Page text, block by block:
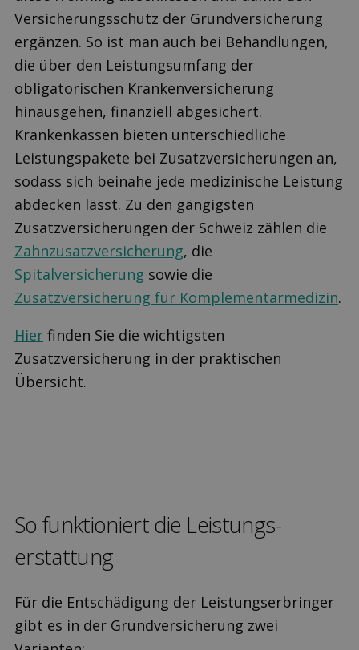
Versicherungsschutz der Grundversicherung
ergänzen. So ist man auch bei Behandlungen,
die über den Leistungsumfang der
obligatorischen Krankenversicherung
hinausgehen, finanziell abgesichert.
Krankenkassen bieten unterschiedliche
Leistungspakete bei Zusatzversicherungen an,
sodass sich beinahe jede medizinische Leistung
abdecken lässt. Zu den gängigsten
Zusatzversicherungen der Schweiz zählen die
Zahnzusatzversicherung, die
Spitalversicherung sowie die
Zusatzversicherung für Komplementärmedizin.
Hier finden Sie die wichtigsten
Zusatzversicherung in der praktischen
Übersicht.
So funktioniert die Leistungs­
erstattung
Für die Entschädigung der Leistungserbringer
gibt es in der Grundversicherung zwei